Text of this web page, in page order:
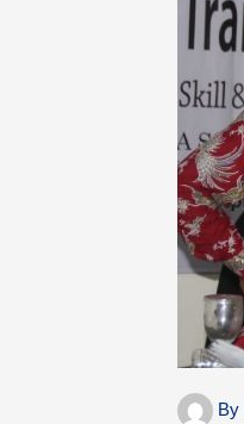
By